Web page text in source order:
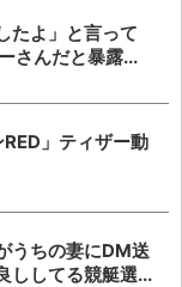
たよ」と言って
さんだと暴露...
RED」ティザー動
うちの妻にDM送
ししてる競艇選...